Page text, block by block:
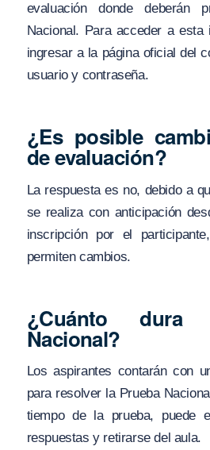
evaluación donde deberán
Nacional. Para acceder a esta
ingresar a la página oficial del
usuario y contraseña.
¿Es posible
de evaluación?
La respuesta es no, debido a
se realiza con anticipación
inscripción por el
permiten cambios.
¿Cuánto dura
Nacional?
Los aspirantes contarán con
para resolver la Prueba
tiempo de la prueba, puede
respuestas y retirarse del aula.